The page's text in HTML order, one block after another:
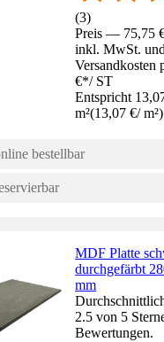
(3)
Preis — 75,75
inkl. MwSt.
Versandkosten
€*/ ST
Entspricht
m²(13,07 €/ m²)
bestellbar
MDF Platte
durchgefärbt
mm
2.5 von 5
Bewertungen.